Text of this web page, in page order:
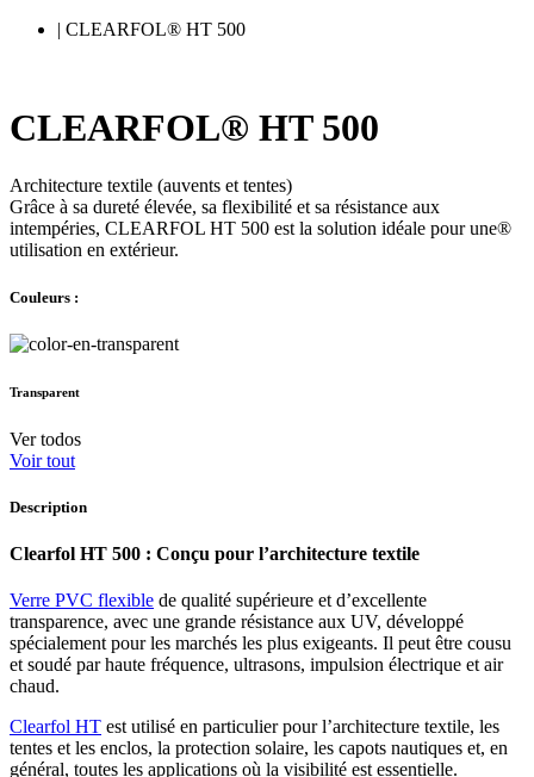
| CLEARFOL® HT 500
CLEARFOL® HT 500
Architecture textile (auvents et tentes)
Grâce à sa dureté élevée, sa flexibilité et sa résistance aux
intempéries, CLEARFOL HT 500 est la solution idéale pour une®
utilisation en extérieur.
Couleurs :
Transparent
Ver todos
Voir tout
Description
Clearfol HT 500 : Conçu pour l’architecture textile
Verre PVC flexible de qualité supérieure et d’excellente
transparence, avec une grande résistance aux UV, développé
spécialement pour les marchés les plus exigeants. Il peut être cousu
et soudé par haute fréquence, ultrasons, impulsion électrique et air
chaud.
Clearfol HT est utilisé en particulier pour l’architecture textile, les
tentes et les enclos, la protection solaire, les capots nautiques et, en
général, toutes les applications où la visibilité est essentielle.